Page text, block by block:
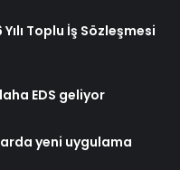
Toplu İş Sözleşmesi
EDS geliyor
yeni uygulama